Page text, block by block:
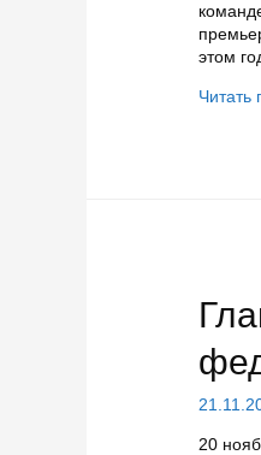
этом
Читать
20